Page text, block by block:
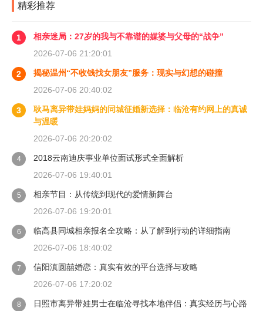
精彩推荐
1
相亲迷局：27岁的我与不靠谱的媒婆与父母的“战争”
2026-07-06 21:20:01
2
揭秘温州“不收钱找女朋友”服务：现实与幻想的碰撞
2026-07-06 20:40:02
3
耿马离异带娃妈妈的同城征婚新选择：临沧有约网上的真诚
与温暖
2026-07-06 20:20:02
4
2018云南迪庆事业单位面试形式全面解析
2026-07-06 19:40:01
5
相亲节目：从传统到现代的爱情新舞台
2026-07-06 19:20:01
6
临高县同城相亲报名全攻略：从了解到行动的详细指南
2026-07-06 18:40:02
7
信阳滇圆囍婚恋：真实有效的平台选择与攻略
2026-07-06 17:20:02
8 日照市离异带娃男士在临沧寻找本地伴侣：真实经历与心路